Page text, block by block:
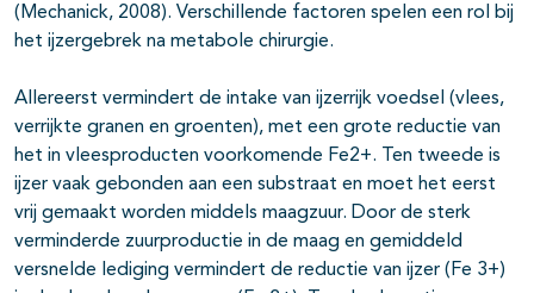
(Mechanick, 2008). Verschillende factoren spelen een rol bij
het ijzergebrek na metabole chirurgie.
Allereerst vermindert de intake van ijzerrijk voedsel (vlees,
verrijkte granen en groenten), met een grote reductie van
het in vleesproducten voorkomende Fe2+. Ten tweede is
ijzer vaak gebonden aan een substraat en moet het eerst
vrij gemaakt worden middels maagzuur. Door de sterk
verminderde zuurproductie in de maag en gemiddeld
versnelde lediging vermindert de reductie van ijzer (Fe 3+)